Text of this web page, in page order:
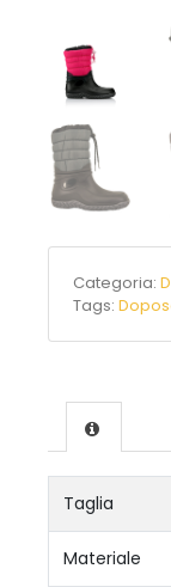
Categoria:
Tags:
Taglia
Materiale